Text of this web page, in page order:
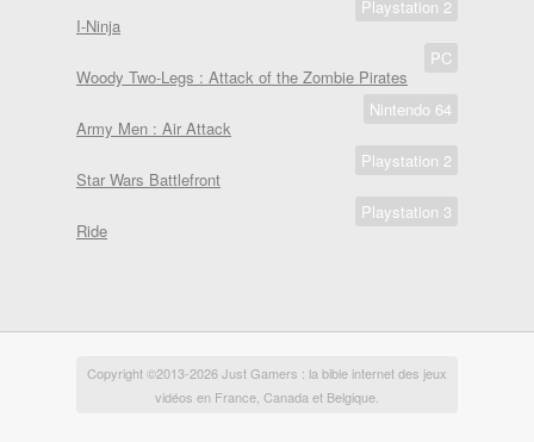
Playstation 2
I-Ninja
PC
Woody Two-Legs : Attack of the Zombie Pirates
Nintendo 64
Army Men : Air Attack
Playstation 2
Star Wars Battlefront
Playstation 3
Ride
Copyright ©2013-2026 Just Gamers : la bible internet des jeux
vidéos en France, Canada et Belgique.